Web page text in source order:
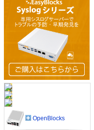
OpenBlocks